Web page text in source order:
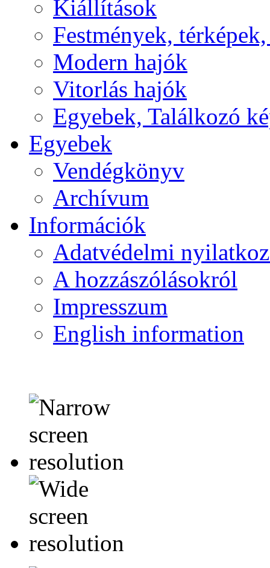
Kiállítások
Festmények,
Modern hajók
Vitorlás hajók
Egyebek, Találkozó
Egyebek
Vendégkönyv
Archívum
Információk
Adatvédelmi
A hozzászólásokról
Impresszum
English information